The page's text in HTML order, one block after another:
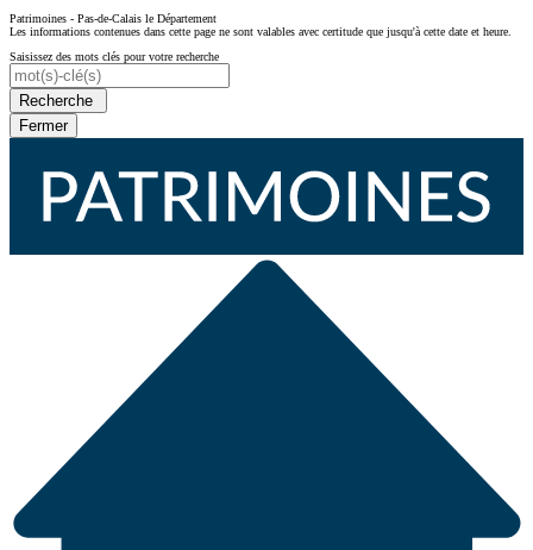
Patrimoines - Pas-de-Calais le Département
Les informations contenues dans cette page ne sont valables avec certitude que jusqu'à cette date et heure.
Saisissez des mots clés pour votre recherche
Recherche
Fermer